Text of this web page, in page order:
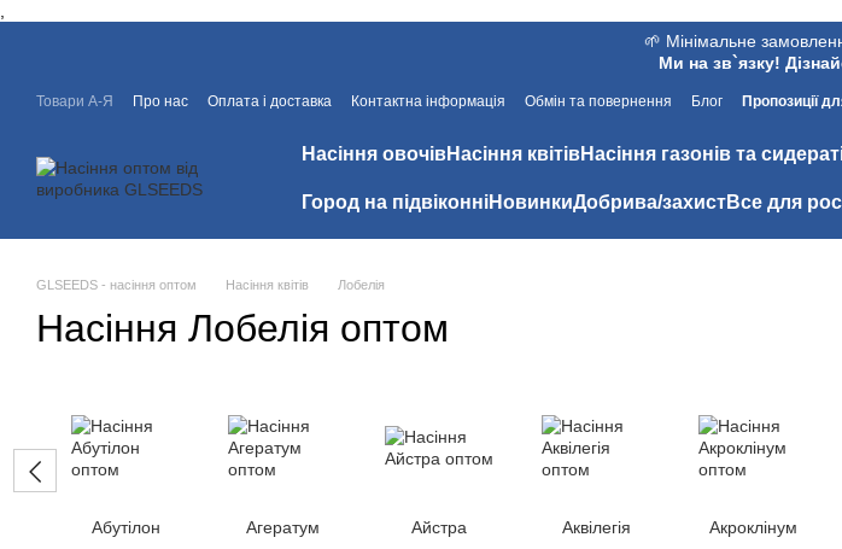
🌱 Мінімальне
Ми на зв`язку!
Товари А-Я Про нас Оплата і доставка Контактна інформація Обмін та повернення Блог Пропозиції
Насіння овочівНасіння квітівНасіння газонів та
Город на підвіконніНовинкиДобрива/захистВсе для
GLSEEDS - насіння оптом Насіння квітів Лобелія
Насіння Лобелія оптом
Абутілон Агератум Айстра Аквілегія Акроклінум